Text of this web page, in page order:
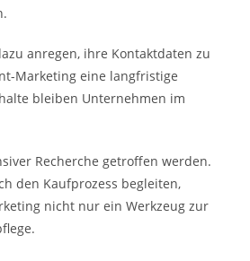
anregen, ihre Kontaktdaten zu
Marketing eine langfristige
bleiben Unternehmen im
Recherche getroffen werden.
den Kaufprozess begleiten,
nicht nur ein Werkzeug zur